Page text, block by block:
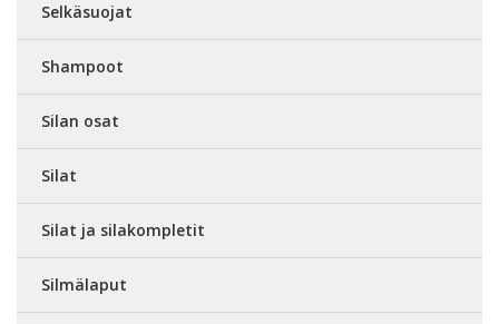
Selkäsuojat
Shampoot
Silan osat
Silat
Silat ja silakompletit
Silmälaput